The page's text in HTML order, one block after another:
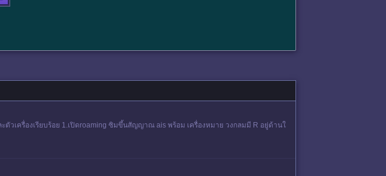
ตัวเครื่องเรียบร้อย 1.เปิดroaming ซิมขึ้นสัญญาณ ais พร้อม เครื่องหมาย วงกลมมี R อยู่ด้านใ